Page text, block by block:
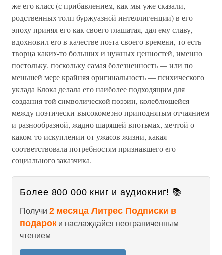
же его класс (с прибавлением, как мы уже сказали,
родственных толп буржуазной интеллигенции) в его
эпоху принял его как своего глашатая, дал ему славу,
вдохновил его в качестве поэта своего времени, то есть
творца каких-то больших и нужных ценностей, именно
постольку, поскольку самая болезненность — или по
меньшей мере крайняя оригинальность — психического
уклада Блока делала его наиболее подходящим для
создания той символической поэзии, колеблющейся
между поэтически-высокомерно приподнятым отчаянием
и разнообразной, жадно шарящей впотьмах, мечтой о
каком-то искуплении от ужасов жизни, какая
соответствовала потребностям признавшего его
социального заказчика.
Более 800 000 книг и аудиокниг! 📚
Получи 2 месяца Литрес Подписки в
подарок и наслаждайся неограниченным
чтением